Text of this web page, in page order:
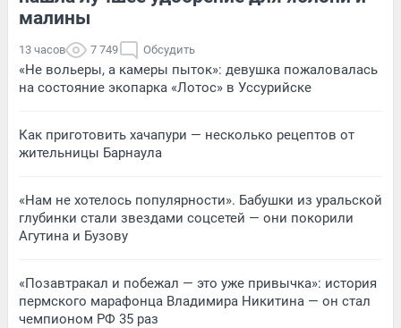
малины
13 часов 7 749 Обсудить
«Не вольеры, а камеры пыток»: девушка пожаловалась
на состояние экопарка «Лотос» в Уссурийске
Как приготовить хачапури — несколько рецептов от
жительницы Барнаула
«Нам не хотелось популярности». Бабушки из уральской
глубинки стали звездами соцсетей — они покорили
Агутина и Бузову
«Позавтракал и побежал — это уже привычка»: история
пермского марафонца Владимира Никитина — он стал
чемпионом РФ 35 раз